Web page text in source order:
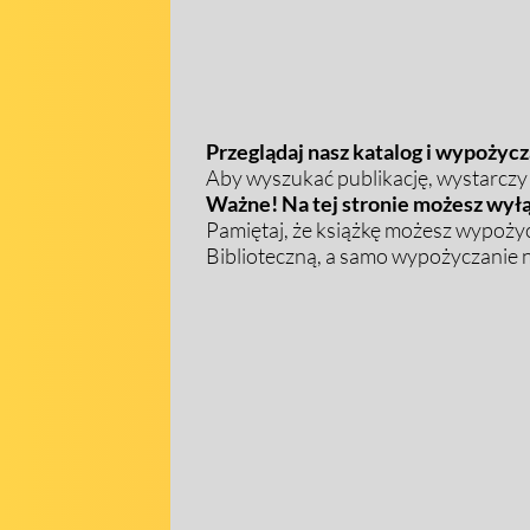
Przeglądaj nasz katalog i
Aby wyszukać publikację,
Ważne! Na tej stronie możesz
Pamiętaj, że książkę możesz
Biblioteczną, a samo wypożyczanie